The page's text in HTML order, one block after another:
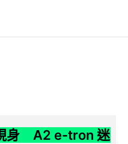
身 A2 e-tron 迷